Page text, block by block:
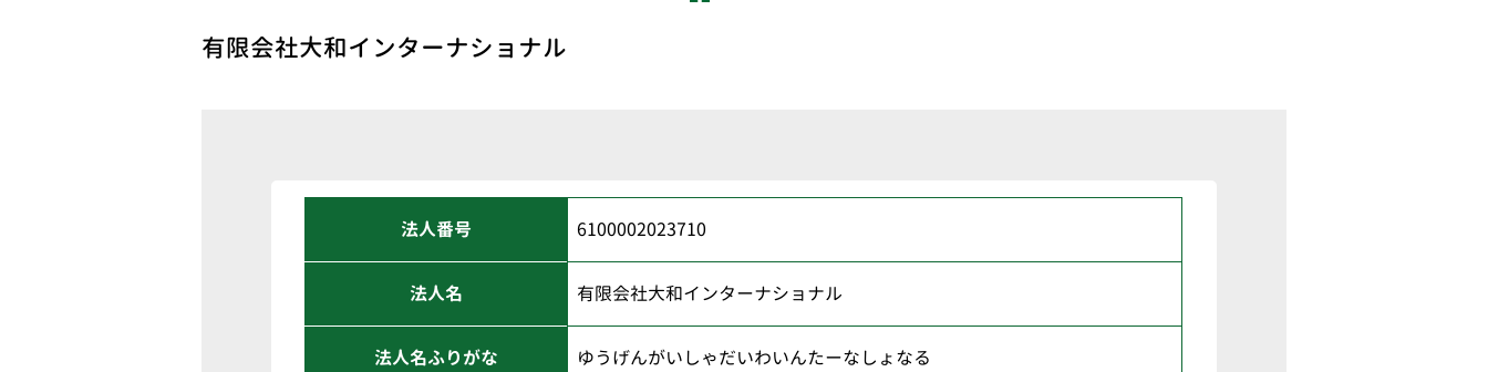
有限会社大和インターナショナル
法人番号 6100002023710
法人名 有限会社大和インターナショナル
法人名ふりがな ゆうげんがいしゃだいわいんたーなしょなる